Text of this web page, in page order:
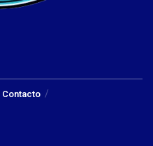
Contacto